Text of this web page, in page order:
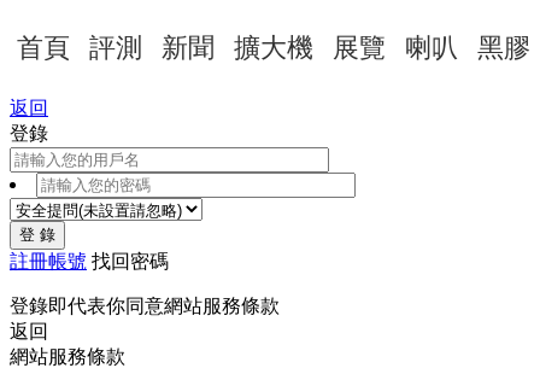
首頁 評測 新聞 擴大機 展覽 喇叭 黑膠
返回
登錄
登 錄
註冊帳號 找回密碼
登錄即代表你同意網站服務條款
返回
網站服務條款